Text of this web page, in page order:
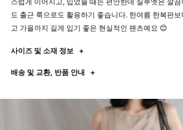
도 출근 룩으로도 활용하기 좋습니다. 한여름 한복판
고 가을까지 길게 입기 좋은 현실적인 팬츠예요 😊
사이즈 및 소재 정보 +
배송 및 교환, 반품 안내 +